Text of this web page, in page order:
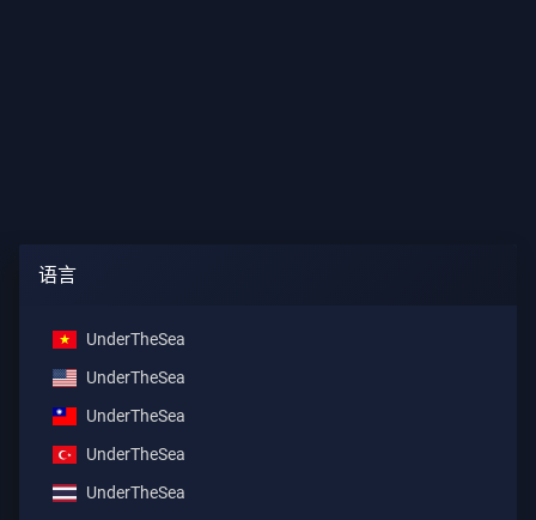
语言
UnderTheSea
UnderTheSea
UnderTheSea
UnderTheSea
UnderTheSea